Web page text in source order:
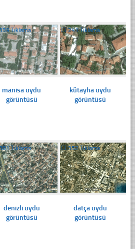
Tıklama
manisa uydu
görüntüsü
☐241 Tıklama
kütayha uydu
görüntüsü
Tıklama
denizli uydu
görüntüsü
☐352 Tıklama
datça uydu
görüntüsü